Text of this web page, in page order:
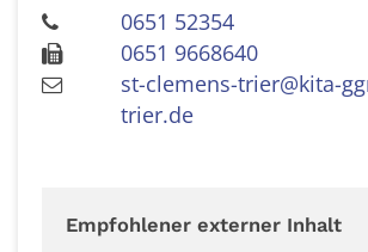
0651 52354
0651 9668640
st-clemens-trier@kita-
trier.de
Empfohlener externer Inhalt